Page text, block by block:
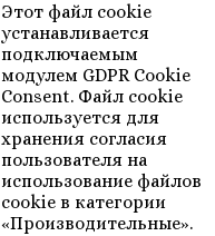
Этот файл cookie
устанавливается
подключаемым
модулем GDPR Cookie
Consent. Файл cookie
используется для
хранения согласия
пользователя на
использование файлов
cookie в категории
«Производительные».